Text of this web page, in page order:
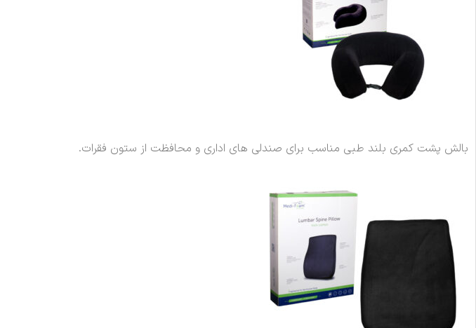
بالش پشت کمری بلند طبی مناسب برای صندلی های اداری و محافظت از ستون فقرات.